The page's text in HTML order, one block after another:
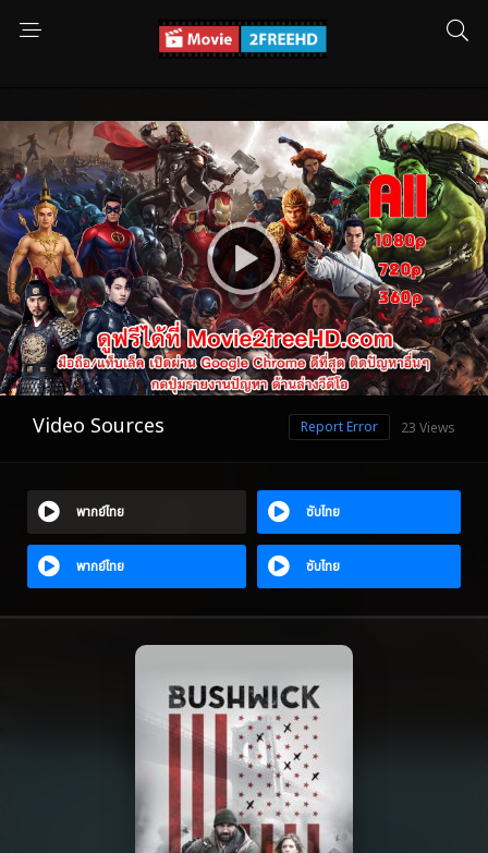
Video Sources 23 Views
Report Error
พากย์ไทย ซับไทย
พากย์ไทย ซับไทย